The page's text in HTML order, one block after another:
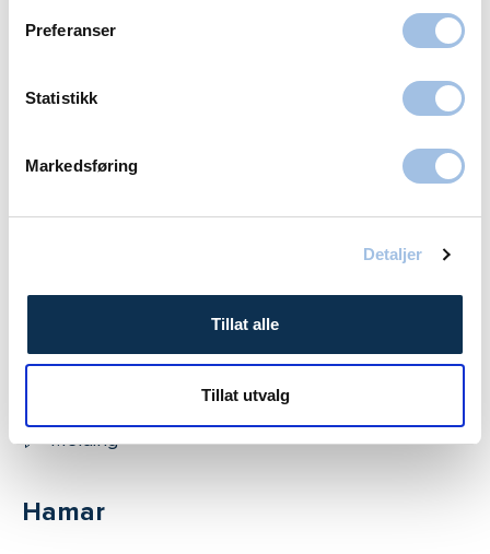
Preferanser
Statistikk
Markedsføring
Detaljer
Tillat alle
Tillat utvalg
69 30 23 00
Volvat Down Town
23 01 80 30
Volvat Stavanger
Melding
Hamar